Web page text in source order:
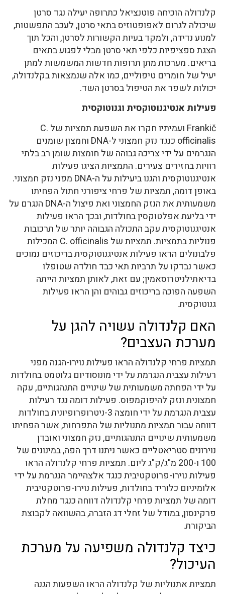
קלנדולה הוכיחה פוטנציאל כתרופה יעילה נגד סרטן
שיכולה לגרום לאפופטוזיס בתאי סרטן, לעכב התפשטות,
למנוע נדידה, ולמקד בעיות הקשורות לסרטן, והכל תוך
הצגת ספציפיות כלפי תאי סרטן מבלי לפגוע בתאים
בריאים. מערכות מתן תרופות חדשות המשמשות למתן
יעיל של חומרים טיפוליים, כמו אלה שנמצאות בקלנדולה,
יכולות לשפר את הטיפול בסרטן השד.
פעילות אנטיגנוטוקסית וגנוטוקסית
Frankič ועמיתיו חקרו את השפעת תמציות של C.
officinalis כנגד נזק חמצוני ל-DNA וחמצון שומנים
הנגרמים על ידי צריכה גבוהה של חומצות שומן רב בלתי
רוויות בחזירים צעירים. התמציות הציגו פעילות
אנטיגנוטוקסית והגנו ביעילות על ה-DNA מפני נזק חמצוני.
באופן דומה, תמציות של פרחי ציפורני חתול הפחיתו
משמעותית את הנזק החמצוני ואת פיצול ה-DNA הנגרם על
ידי בליעת אפלטוקסין בחולדות, ובכך הראו פעילות
אנטיגנוטוקסית עקב התכולה הגבוהה יותר של תרכובות
פנוליות בתמציות. תמציות של C. officinalis המכילות
פלבונולים הראו פעילות אנטיגנוטוקסית בריכוזים נמוכים
כאשר נבדקו על תרביות תאי כבד חולדה שטופלו
בדיאתילניטרוסאמין; עם זאת, לאותן תמציות הייתה
השפעה הפוכה בריכוזים גבוהים והן הראו פעילות
גנוטוקסית.
האם קלנדולה עשויה להגן על
מערכת העצבים?
תמציות פרחי קלנדולה הראו פעילות נוירו-הגנה מפני
רעילות עצבית הנגרמת על ידי מונוסודיום גלוטמט בחולדות
על ידי הפחתה משמעותית של שינויים התנהגותיים, עקה
חמצונית ונזק להיפוקמפוס. פעילות דומה נגד רעילות
עצבית הנגרמת על ידי חומצה 3-ניטרופרופיונית בחולדות
דווחה עבור תמציות מתנוליות של התפרחות, אשר הפחיתו
משמעותית שינויים התנהגותיים, נזק חמצוני ואובדן
נוירונים סטריאטליים כאשר ניתנו דרך הפה, במינונים של
100 ו-200 מ"ג/ק"ג ליום. תמציות פרחי קלנדולה הראו
פעילות נוירו-פרוטקטיבית כנגד אלצהיימר הנגרמת על ידי
אלומיניום כלוריד בחולדות, פעילות נוירו-פרוטקטיבית
דומה של תמציות פרחי קלנדולה דווחה כנגד מחלת
פרקינסון, במודל של זחלי דג הזברה, בהשוואה לקבוצת
הביקורת.
כיצד קלנדולה משפיעה על מערכת
העיכול?
תמציות אתנוליות של קלנדולה הראו השפעות הגנה